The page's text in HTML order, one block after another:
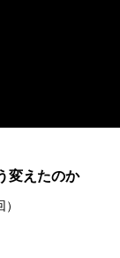
変えたのか
）